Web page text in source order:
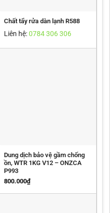
Chất tẩy rửa dàn lạnh R588
Liên hệ:0784 306 306
Dung dịch bảo vệ gầm chống
ồn, WTR 1KG V12 – ONZCA
P993
800.000₫